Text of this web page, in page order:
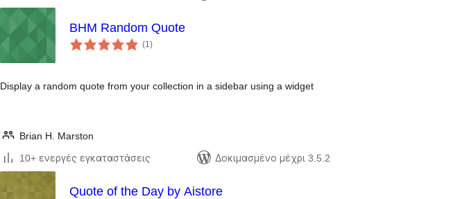
BHM Random Quote
(1αξιολογήσεις
σύνολο
)
Display a random quote from your collection in a sidebar using a widget
Brian H. Marston
10+ ενεργές εγκαταστάσεις
Δοκιμασμένο μέχρι 3.5.2
Quote of the Day by Aistore